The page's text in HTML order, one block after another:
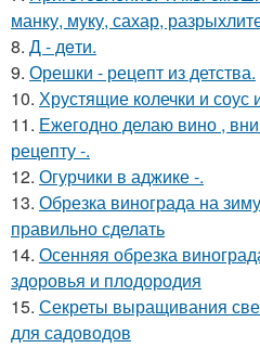
манку, муку, сахар,
8. Д - дeти.
9. Орешки - рецепт из детства.
10. Хрустящие колечки и соус
11. Ежегодно делаю вино ,
рецепту -.
12. Огурчики в аджике -.
13. Обрезка винограда на
правильно сделать
14. Осенняя обрезка
здоровья и плодородия
15. Секреты выращивания
для садоводов